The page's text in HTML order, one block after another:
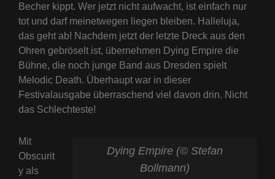
Becher kippt. Wer jetzt nicht aufwacht, ist einfach nur
tot und darf meinetwegen liegen bleiben. Halleluja,
das geht ab! Nachdem jetzt der letzte Dreck aus den
Ohren gebröselt ist, übernehmen Dying Empire die
Bühne, die noch junge Band aus Dresden spielt
Melodic Death. Überhaupt war in dieser
Festivalausgabe überraschend viel davon drin. Nicht
das Schlechteste!
Dying Empire (© Stefan
Bollmann)
Mit
Obscurit
y als